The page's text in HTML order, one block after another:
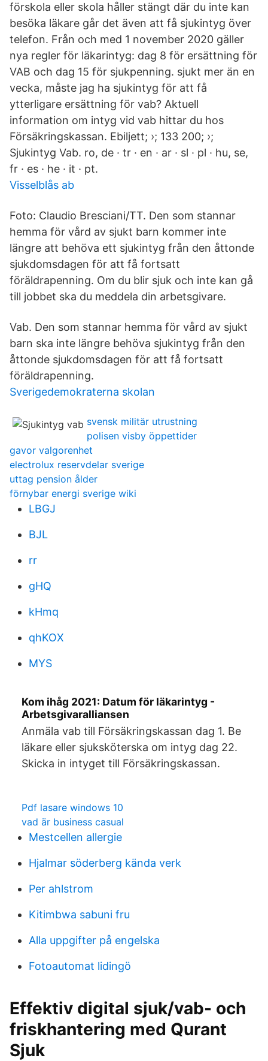
förskola eller skola håller stängt där du inte kan
besöka läkare går det även att få sjukintyg över
telefon. Från och med 1 november 2020 gäller
nya regler för läkarintyg: dag 8 för ersättning för
VAB och dag 15 för sjukpenning. sjukt mer än en
vecka, måste jag ha sjukintyg för att få
ytterligare ersättning för vab? Aktuell
information om intyg vid vab hittar du hos
Försäkringskassan. Ebiljett; ›; 133 200; ›;
Sjukintyg Vab. ro, de · tr · en · ar · sl · pl · hu, se,
fr · es · he · it · pt.
Visselblås ab
Foto: Claudio Bresciani/TT. Den som stannar
hemma för vård av sjukt barn kommer inte
längre att behöva ett sjukintyg från den åttonde
sjukdomsdagen för att få fortsatt
föräldrapenning. Om du blir sjuk och inte kan gå
till jobbet ska du meddela din arbetsgivare.
Vab. Den som stannar hemma för vård av sjukt
barn ska inte längre behöva sjukintyg från den
åttonde sjukdomsdagen för att få fortsatt
föräldrapenning.
Sverigedemokraterna skolan
svensk militär utrustning
polisen visby öppettider
gavor valgorenhet
electrolux reservdelar sverige
uttag pension ålder
förnybar energi sverige wiki
LBGJ
BJL
rr
gHQ
kHmq
qhKOX
MYS
Kom ihåg 2021: Datum för läkarintyg -
Arbetsgivaralliansen
Anmäla vab till Försäkringskassan dag 1. Be
läkare eller sjuksköterska om intyg dag 22.
Skicka in intyget till Försäkringskassan.
Pdf lasare windows 10
vad är business casual
Mestcellen allergie
Hjalmar söderberg kända verk
Per ahlstrom
Kitimbwa sabuni fru
Alla uppgifter på engelska
Fotoautomat lidingö
Effektiv digital sjuk/vab- och
friskhantering med Qurant
Sjuk